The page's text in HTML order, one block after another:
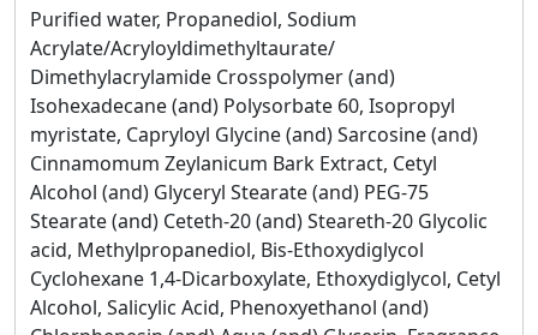
Purified water, Propanediol, Sodium
Acrylate/Acryloyldimethyltaurate/
Dimethylacrylamide Crosspolymer (and)
Isohexadecane (and) Polysorbate 60, Isopropyl
myristate, Capryloyl Glycine (and) Sarcosine (and)
Cinnamomum Zeylanicum Bark Extract, Cetyl
Alcohol (and) Glyceryl Stearate (and) PEG-75
Stearate (and) Ceteth-20 (and) Steareth-20 Glycolic
acid, Methylpropanediol, Bis-Ethoxydiglycol
Cyclohexane 1,4-Dicarboxylate, Ethoxydiglycol, Cetyl
Alcohol, Salicylic Acid, Phenoxyethanol (and)